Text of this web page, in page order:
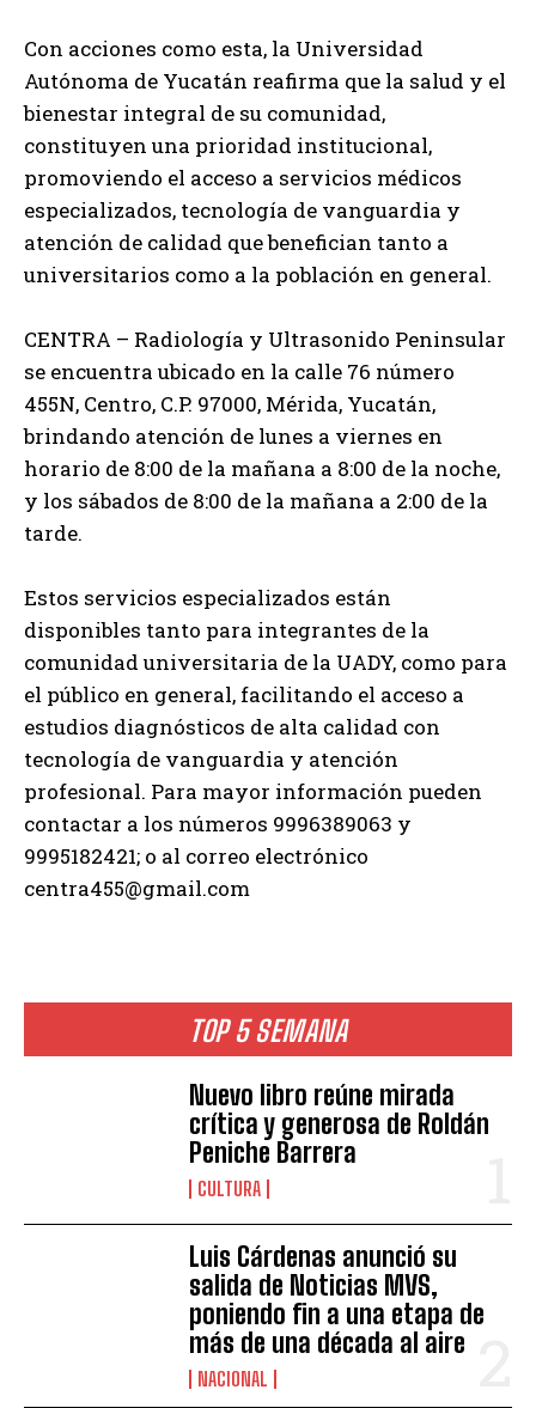
TOP 5 SEMANA
Nuevo libro reúne mirada
crítica y generosa de Roldán
Peniche Barrera
CULTURA
Luis Cárdenas anunció su
salida de Noticias MVS,
poniendo fin a una etapa de
más de una década al aire
NACIONAL
Con acciones como esta, la Universidad
Autónoma de Yucatán reafirma que la salud y el
bienestar integral de su comunidad,
constituyen una prioridad institucional,
promoviendo el acceso a servicios médicos
especializados, tecnología de vanguardia y
atención de calidad que benefician tanto a
universitarios como a la población en general.
CENTRA – Radiología y Ultrasonido Peninsular
se encuentra ubicado en la calle 76 número
455N, Centro, C.P. 97000, Mérida, Yucatán,
brindando atención de lunes a viernes en
horario de 8:00 de la mañana a 8:00 de la noche,
y los sábados de 8:00 de la mañana a 2:00 de la
tarde.
Estos servicios especializados están
disponibles tanto para integrantes de la
comunidad universitaria de la UADY, como para
el público en general, facilitando el acceso a
estudios diagnósticos de alta calidad con
tecnología de vanguardia y atención
profesional. Para mayor información pueden
contactar a los números 9996389063 y
9995182421; o al correo electrónico
centra455@gmail.com